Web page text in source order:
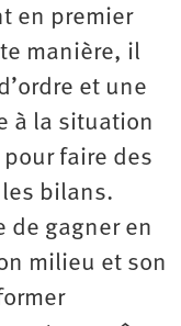
en premier
manière, il
et une
à la situation
faire des
bilans.
de gagner en
milieu et son